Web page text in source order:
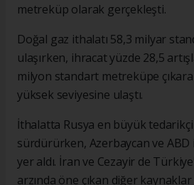
metreküp olarak gerçekleşti.
Doğal gaz ithalatı 58,3 milyar
ulaşırken, ihracat yüzde 28,5
milyon standart metreküpe
yüksek seviyesine ulaştı.
İthalatta Rusya en büyük tedarikçi
sürdürürken, Azerbaycan ve ABD
yer aldı. İran ve Cezayir de
arzında öne çıkan diğer